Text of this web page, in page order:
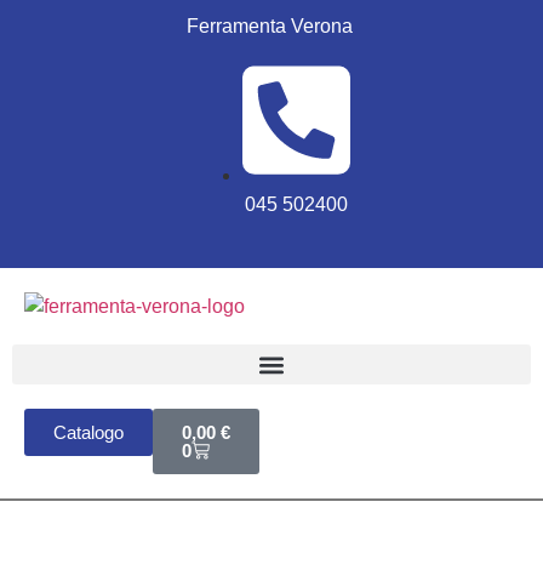
Ferramenta Verona
045 502400
Catalogo 0,00 €
0